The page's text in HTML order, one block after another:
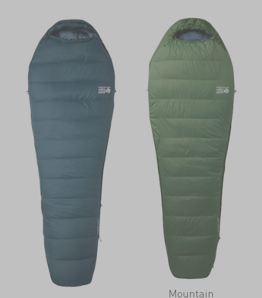
Mountain